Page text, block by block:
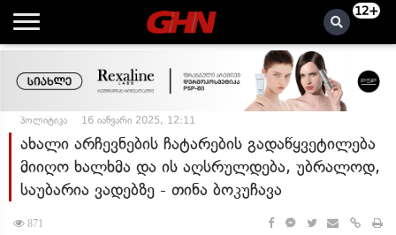
12+
პოლიტიკა 16 იანვარი 2025, 12:11
ახალი არჩევნების ჩატარების გადაწყვეტილება
მიიღო ხალხმა და ის აღსრულდება, უბრალოდ,
საუბარია ვადებზე - თინა ბოკუჩავა
871